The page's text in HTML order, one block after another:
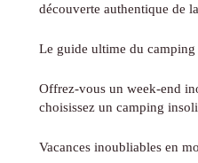
découverte authentique de
Le guide ultime du
Offrez-vous un week-end
choisissez un camping
Vacances inoubliables en